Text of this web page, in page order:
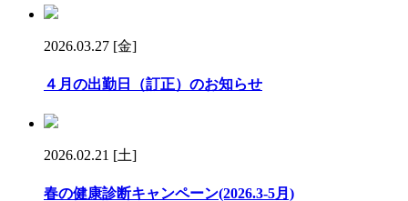
2026.03.27 [金]
４月の出勤日（訂正）のお知らせ
2026.02.21 [土]
春の健康診断キャンペーン(2026.3-5月)